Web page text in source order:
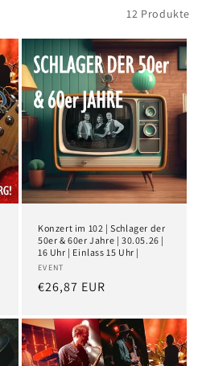
12 Produkte
Konzert im 102 | Schlager der
50er & 60er Jahre | 30.05.26 |
16 Uhr | Einlass 15 Uhr |
EVENT
€26,87 EUR